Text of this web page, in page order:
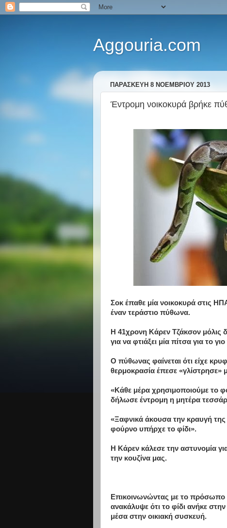
Aggouria.com
ΠΑΡΑΣΚΕΥΉ 8 ΝΟΕΜΒΡΊΟΥ 2013
Έντρομη νοικοκυρά βρήκε
Σοκ έπαθε μία νοικοκυρά στις
έναν τεράστιο πύθωνα.
Η 41χρονη Κάρεν Τζάκσον μόλις
για να φτιάξει μία πίτσα για το
Ο πύθωνας φαίνεται ότι είχε
θερμοκρασία έπεσε «γλίστρησε»
«Κάθε μέρα χρησιμοποιούμε το
δήλωσε έντρομη η μητέρα
«Ξαφνικά άκουσα την κραυγή της
φούρνο υπήρχε το φίδι».
Η Κάρεν κάλεσε την αστυνομία
την κουζίνα μας.
Επικοινωνώντας με το
ανακάλυψε ότι το φίδι ανήκε στην
μέσα στην οικιακή συσκευή.